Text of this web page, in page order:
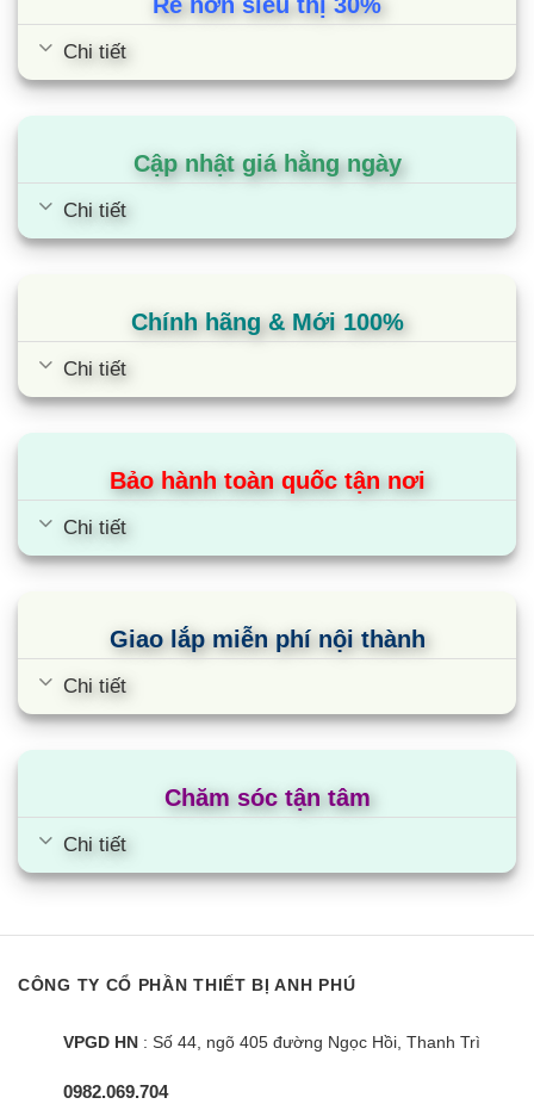
Tivi Coocaa 100A5D | 100 inch 4K
55Y73 PRO
Rẻ hơn siêu thị 30%
Chi tiết
Cập nhật giá hằng ngày
Chi tiết
Chính hãng & Mới 100%
Chi tiết
Bảo hành toàn quốc tận nơi
Chi tiết
Giao lắp miễn phí nội thành
Chi tiết
Chăm sóc tận tâm
Chi tiết
CÔNG TY CỔ PHẦN THIẾT BỊ ANH PHÚ
VPGD HN : Số 44, ngõ 405 đường Ngọc Hồi, Thanh Trì
0982.069.704